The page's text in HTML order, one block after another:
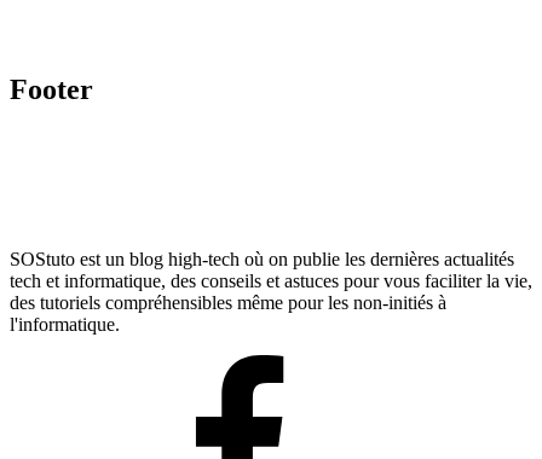
Footer
SOStuto est un blog high-tech où on publie les dernières actualités
tech et informatique, des conseils et astuces pour vous faciliter la vie,
des tutoriels compréhensibles même pour les non-initiés à
l'informatique.